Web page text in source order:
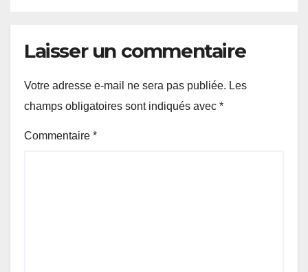
Laisser un commentaire
Votre adresse e-mail ne sera pas publiée. Les
champs obligatoires sont indiqués avec *
Commentaire *